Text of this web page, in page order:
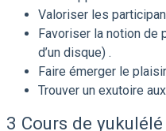
Valoriser les
Favoriser la notion de
d’un disque) .
Faire émerger le
Trouver un exutoire
3 Cours de